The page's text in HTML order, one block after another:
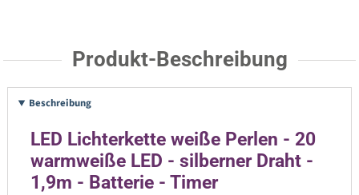
Produkt-Beschreibung
Beschreibung
LED Lichterkette weiße Perlen - 20
warmweiße LED - silberner Draht -
1,9m - Batterie - Timer